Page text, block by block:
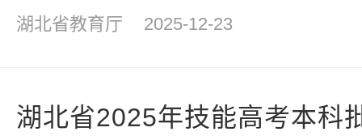
湖北省教育厅 2025-12-23
湖北省2025年技能高考本科